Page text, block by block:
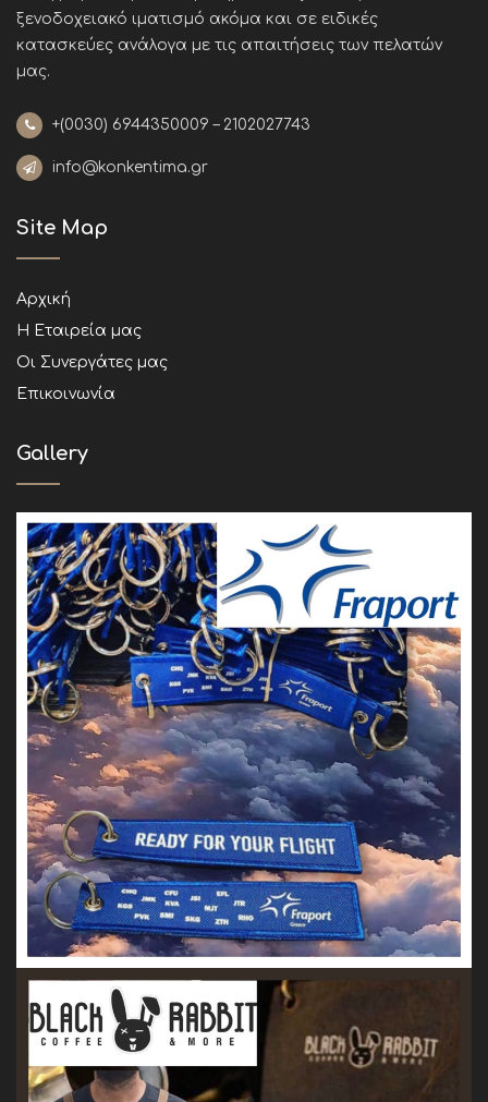
ξενοδοχειακό ιματισμό ακόμα και σε ειδικές
κατασκεύες ανάλογα με τις απαιτήσεις των πελατών
μας.
+(0030) 6944350009 – 2102027743
info@konkentima.gr
Site Map
Αρχική
Η Εταιρεία μας
Οι Συνεργάτες μας
Επικοινωνία
Gallery